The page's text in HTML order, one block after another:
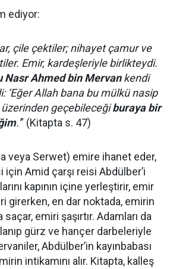
ediyor:
çile çektiler; nihayet çamur ve
Emir, kardeşleriyle birlikteydi.
Nasr Ahmed bin Mervankendi
‘Eğer Allah bana bu mülkü nasip
üzerinden geçebileceğiburaya bir
.'” (Kitapta s. 47)
veya Serwet) emire ihanet eder,
Amid çarşı reisi Abdülber’i
kapının içine yerleştirir, emir
girerken, en dar noktada, emirin
emiri şaşırtır. Adamları da
gürz ve hançer darbeleriyle
Abdülber’in kayınbabası
intikamını alır. Kitapta, kalleş